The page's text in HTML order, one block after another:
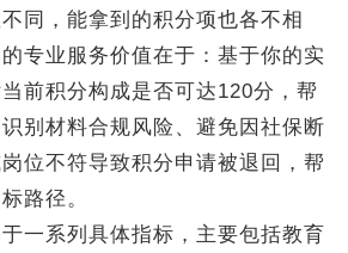
同，能拿到的积分项也各不相
专业服务价值在于：基于你的实
前积分构成是否可达120分，帮
别材料合规风险、避免因社保断
位不符导致积分申请被退回，帮
路径。
系列具体指标，主要包括教育